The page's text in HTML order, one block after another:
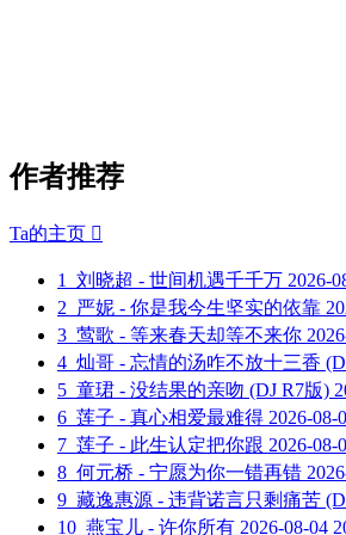
作者推荐
Ta的主页 
1 刘晓超 - 世间机遇千千万 2026-
2 严妮 - 你是我今生坚实的依靠
3 莺歌 - 等来春天却等不来你
4 灿哥 - 忘情的汤咋不放十三香
5 童珺 - 没结果的亲吻 (DJ R7版)
6 莲子 - 真心相爱最难得 2026-08-
7 莲子 - 此生认定把你跟 2026-08-
8 何元桥 - 宁愿为你一错再错
9 藏逸惠源 - 违背诺言只剩痛苦
10 燕宝儿 - 许你所有 2026-08-04